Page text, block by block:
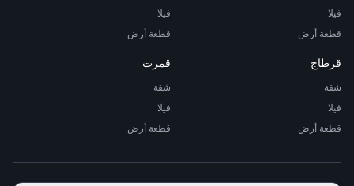
فيلا
قطعة أرض
فيلا
قطعة أرض
قرطاج
شقة
فيلا
قطعة أرض
قمرت
شقة
فيلا
قطعة أرض